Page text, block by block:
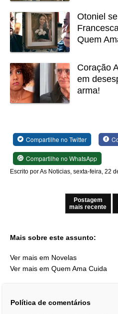
Otoniel
Quem
Coração
em
arma!
Compartilhe no Twitter
Compartilhe no WhatsApp
Escrito por As Noticias, sexta-feira, 22
Postagem
mais recente
Mais sobre este assunto:
Ver mais em Novelas
Ver mais em Quem Ama Cuida
Política de comentários